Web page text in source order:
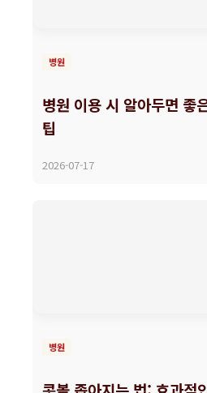
병원
병원 이용 시 알아두면 좋
팁
2026-07-17
병원